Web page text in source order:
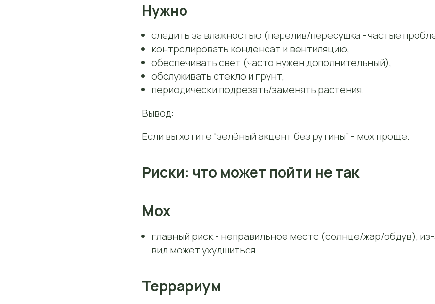
Нужно
следить за влажностью (перелив/пересушка - частые
контролировать конденсат и вентиляцию,
обеспечивать свет (часто нужен дополнительный),
обслуживать стекло и грунт,
периодически подрезать/заменять растения.
Вывод:
Если вы хотите “зелёный акцент без рутины” - мох проще.
Риски: что может пойти не так
Мох
главный риск - неправильное место (солнце/жар/обдув),
вид может ухудшиться.
Террариум